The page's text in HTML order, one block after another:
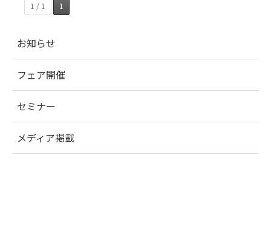
1 / 1 1
お知らせ
フェア開催
セミナー
メディア掲載